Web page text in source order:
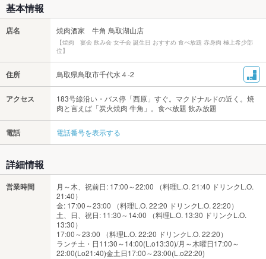
基本情報
店名 焼肉酒家 牛角 鳥取湖山店
【焼肉 宴会 飲み会 女子会 誕生日 おすすめ 食べ放題 赤身肉 極上希少部
位】
住所 鳥取県鳥取市千代水４-2
アクセス
183号線沿い・バス停「西原」すぐ。マクドナルドの近く。焼
肉と言えば「炭火焼肉 牛角」。食べ放題 飲み放題
電話 電話番号を表示する
詳細情報
営業時間
月～木、祝前日: 17:00～22:00 （料理L.O. 21:40 ドリンクL.O.
21:40）
金: 17:00～23:00 （料理L.O. 22:20 ドリンクL.O. 22:20）
土、日、祝日: 11:30～14:00 （料理L.O. 13:30 ドリンクL.O.
13:30）
17:00～23:00 （料理L.O. 22:20 ドリンクL.O. 22:20）
ランチ土・日11:30～14:00(L.o13:30)/月～木曜日17:00～
22:00(Lo21:40)金土日17:00～23:00(L.o22:20)